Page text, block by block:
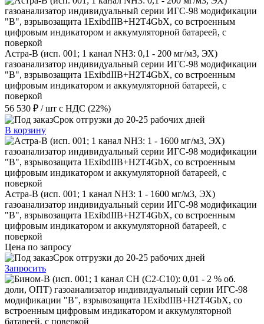
Астра-В (исп. 001; 1 канал NН3: 0,1 - 200 мг/м3, ЭХ)
газоанализатор индивидуальный серии ИГС-98 модификации
"В", взрывозащита 1ExibdIIB+H2T4GbX, со встроенным
цифровым индикатором и аккумуляторной батареей, с
поверкой
56 530 ₽ / шт с НДС (22%)
Срок отгрузки до 20-25 рабочих дней
В корзину
Астра-В (исп. 001; 1 канал NН3: 1 - 1600 мг/м3, ЭХ)
газоанализатор индивидуальный серии ИГС-98 модификации
"В", взрывозащита 1ExibdIIB+H2T4GbX, со встроенным
цифровым индикатором и аккумуляторной батареей, с
поверкой
Цена по запросу
Срок отгрузки до 20-25 рабочих дней
Запросить